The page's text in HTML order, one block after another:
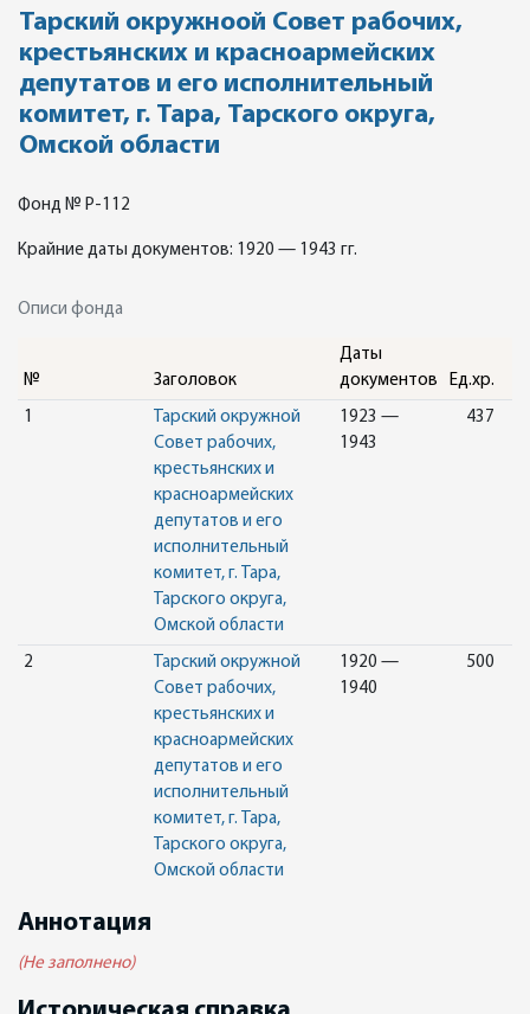
Тарский окружноой Совет рабочих,
крестьянских и красноармейских
депутатов и его исполнительный
комитет, г. Тара, Тарского округа,
Омской области
Фонд № Р-112
Крайние даты документов: 1920 — 1943 гг.
Описи фонда
№ Заголовок
Даты
документов
Ед.хр.
1
Тарский окружной
Совет рабочих,
крестьянских и
красноармейских
депутатов и его
исполнительный
комитет, г. Тара,
Тарского округа,
Омской области
1923 —
1943
437
2
Тарский окружной
Совет рабочих,
крестьянских и
красноармейских
депутатов и его
исполнительный
комитет, г. Тара,
Тарского округа,
Омской области
1920 —
1940
500
Аннотация
(Не заполнено)